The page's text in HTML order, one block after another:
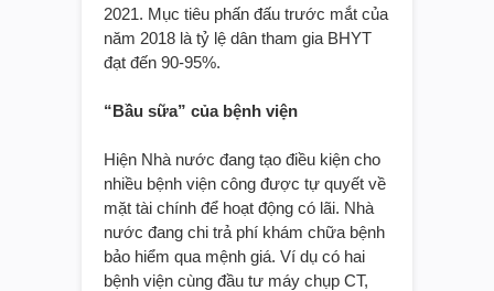
2021. Mục tiêu phấn đấu trước mắt của
năm 2018 là tỷ lệ dân tham gia BHYT
đạt đến 90-95%.
“Bầu sữa” của bệnh viện
Hiện Nhà nước đang tạo điều kiện cho
nhiều bệnh viện công được tự quyết về
mặt tài chính để hoạt động có lãi. Nhà
nước đang chi trả phí khám chữa bệnh
bảo hiểm qua mệnh giá. Ví dụ có hai
bệnh viện cùng đầu tư máy chụp CT,